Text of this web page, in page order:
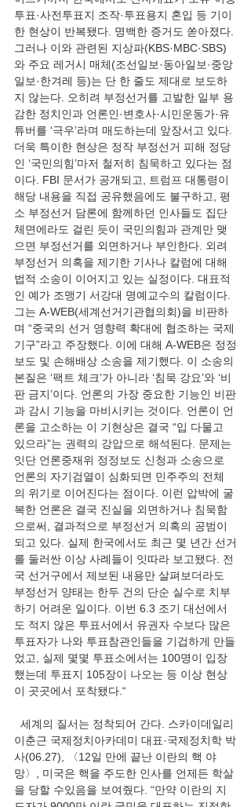
투표·사전투표지 조작·투표용지 혼입 등 기이
한 현상이 반복됐다. 명백한 증거도 쏟아졌다.
그러나 이와 관련된 지상파(KBS·MBC·SBS)
와 주요 레거시 매체(조선일보·동아일보·중앙
일보·한겨레 등)는 단 한 줄도 제대로 보도하
지 않는다. 오히려 부정선거를 고발한 일부 용
감한 정치인과 언론인·변호사·시민운동가·유
튜버를 ‘극우’라며 매도하는데 앞장서고 있다.
더욱 특이한 현상은 정작 부정선거 피해 정당
인 ‘국민의힘’마저 철저히 침묵하고 있다는 점
이다. FBI 문서가 공개되고, 트럼프 대통령이
해당 내용을 직접 공유했음에도 불구하고, 평
소 부정선거 담론에 함께하던 인사들도 집단
체면에라도 걸린 듯이 국민의힘과 관계만 맺
으면 부정선거를 외면하거나 부인한다. 외려
부정선거 의혹을 제기한 기사나 칼럼에 대해
법적 소송이 이어지고 있는 실정이다. 대표적
인 예가 조맹기 서강대 명예교수의 칼럼이다.
그는 A-WEB(세계선거기관협의회)을 비판하
며 “중국의 선거 영향력 확대에 협조하는 국제
기구”라고 주장했다. 이에 대해 A-WEB은 정정
보도 및 손해배상 소송을 제기했다. 이 소송의
본질은 ‘팩트 체크’가 아니라 ‘침묵 강요’와 ‘비
판 금지’이다. 언론의 가장 중요한 기능인 비판
과 감시 기능을 마비시키는 것이다. 언론이 언
론을 고소하는 이 기현상은 결국 “입 다물고
있으라”는 권력의 강압으로 해석된다. 문제는
잇단 언론중재위 정정보도 신청과 소송으로
언론의 자기검열이 심화되면 민주주의 전체
의 위기로 이어진다는 점이다. 이런 압박에 굴
복한 언론은 결국 진실을 외면하거나 침묵함
으로써, 결과적으로 부정선거 의혹의 공범이
되고 있다. 실제 한국에서도 최근 몇 년간 선거
를 둘러싼 이상 사례들이 잇따라 보고됐다. 전
국 선거구에서 제보된 내용만 살펴보더라도
부정선거 양태는 한두 건의 단순 실수로 치부
하기 어려운 일이다. 이번 6.3 조기 대선에서
도 적지 않은 투표서에서 유권자 수보다 많은
투표자가 나와 투표참관인들을 기겁하게 만들
었고, 실제 몇몇 투표소에서는 100명이 입장
했는데 투표지 105장이 나오는 등 이상 현상
이 곳곳에서 포착됐다.“
세계의 질서는 정착되어 간다. 스카이데일리
이춘근 국제정치아카데미 대표·국제정치학 박
사(06.27), 〈12일 만에 끝난 이란의 핵 야
망〉, 미국은 핵을 주도한 인사를 언제든 학살
을 당할 수있음을 보여줬다. “만약 이란의 지